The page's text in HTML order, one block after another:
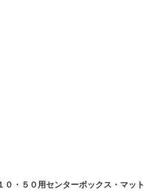
０・５０用センターボックス・マッ